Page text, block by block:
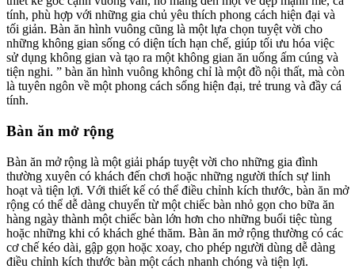
tính, phù hợp với những gia chủ yêu thích phong cách hiện đại và
tối giản. Bàn ăn hình vuông cũng là một lựa chọn tuyệt vời cho
những không gian sống có diện tích hạn chế, giúp tối ưu hóa việc
sử dụng không gian và tạo ra một không gian ăn uống ấm cúng và
tiện nghi. ” bàn ăn hình vuông không chỉ là một đồ nội thất, mà còn
là tuyên ngôn về một phong cách sống hiện đại, trẻ trung và đầy cá
tính.
Bàn ăn mở rộng
Bàn ăn mở rộng là một giải pháp tuyệt vời cho những gia đình
thường xuyên có khách đến chơi hoặc những người thích sự linh
hoạt và tiện lợi. Với thiết kế có thể điều chỉnh kích thước, bàn ăn mở
rộng có thể dễ dàng chuyển từ một chiếc bàn nhỏ gọn cho bữa ăn
hàng ngày thành một chiếc bàn lớn hơn cho những buổi tiệc tùng
hoặc những khi có khách ghé thăm. Bàn ăn mở rộng thường có các
cơ chế kéo dài, gập gọn hoặc xoay, cho phép người dùng dễ dàng
điều chỉnh kích thước bàn một cách nhanh chóng và tiện lợi.